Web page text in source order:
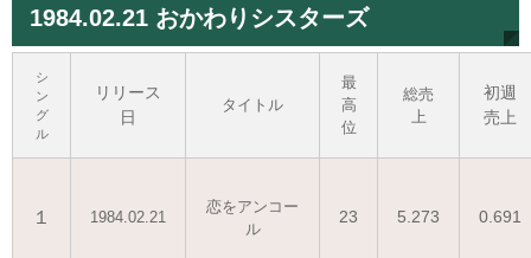
1984.02.21 おかわりシスターズ
シ
ン
グ
ル
リリース
日
タイトル
最
高
位
総売
上
初週
売上
１ 1984.02.21
恋をアンコー
ル
23 5.273 0.691